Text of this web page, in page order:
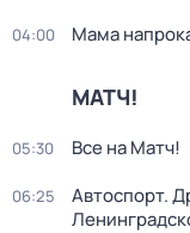
04:00 Мама
МАТЧ!
05:30 Все на Матч!
06:25
Автоспорт.